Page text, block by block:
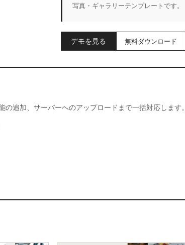
写真・ギャラリーテンプレートです。
デモを見る 無料ダウンロード
追加、サーバーへのアップロードまで一括対応します。